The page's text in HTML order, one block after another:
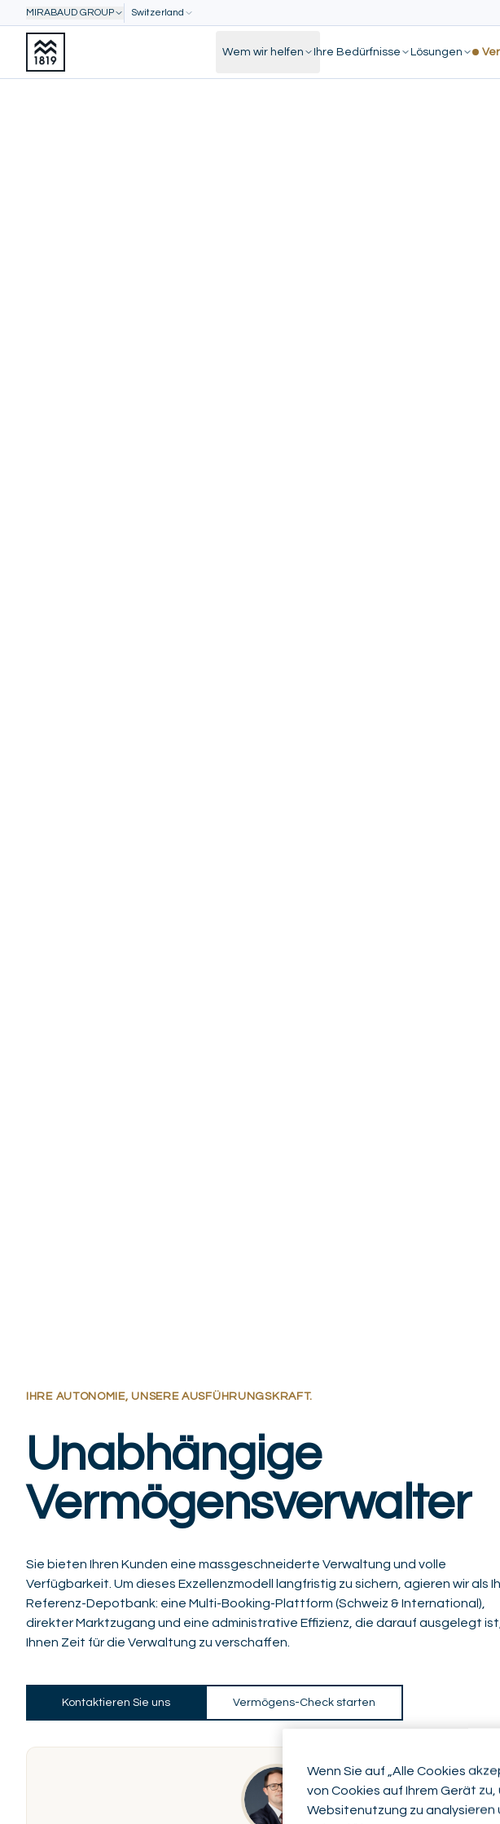
MIRABAUD GROUP Switzerland
Wem wir helfen Ihre Bedürfnisse Lösungen
IHRE AUTONOMIE, UNSERE AUSFÜHRUNGSKRAFT.
Unabhängige
Vermögensverwalter
Sie bieten Ihren Kunden eine massgeschneiderte Verwaltung und volle
Verfügbarkeit. Um dieses Exzellenzmodell langfristig zu sichern, agieren wir als
Referenz-Depotbank: eine Multi-Booking-Plattform (Schweiz & International),
direkter Marktzugang und eine administrative Effizienz, die darauf ausgelegt ist,
Ihnen Zeit für die Verwaltung zu verschaffen.
Kontaktieren Sie uns Vermögens-Check starten
Wenn Sie auf „Alle Cookies
von Cookies auf Ihrem Gerät
Websitenutzung zu analysieren